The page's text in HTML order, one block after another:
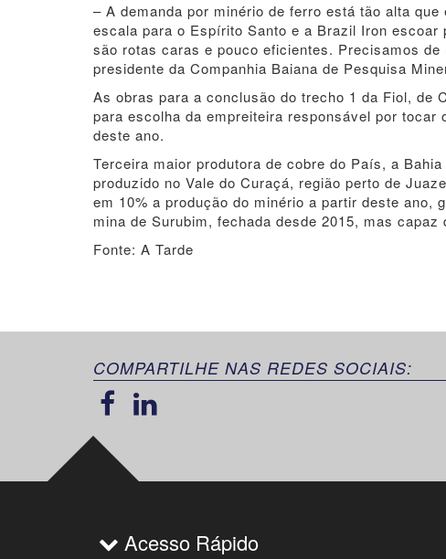
– A demanda por minério de ferro está tão alta
escala para o Espírito Santo e a Brazil Iron
são rotas caras e pouco eficientes. Precisamos
presidente da Companhia Baiana de Pesquisa
As obras para a conclusão do trecho 1 da Fiol, de
para escolha da empreiteira responsável por
deste ano.
Terceira maior produtora de cobre do País, a
produzido no Vale do Curaçá, região perto de
em 10% a produção do minério a partir deste ano,
mina de Surubim, fechada desde 2015, mas
Fonte: A Tarde
COMPARTILHE NAS REDES SOCIAIS:
Acesso Rápido